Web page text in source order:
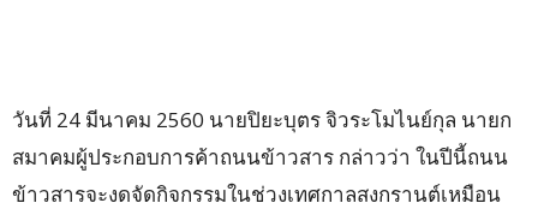
วันที่ 24 มีนาคม 2560 นายปิยะบุตร จิวระโมไนย์กุล นายก
สมาคมผู้ประกอบการค้าถนนข้าวสาร กล่าวว่า ในปีนี้ถนน
ข้าวสารจะงดจัดกิจกรรมในช่วงเทศกาลสงกรานต์เหมือน